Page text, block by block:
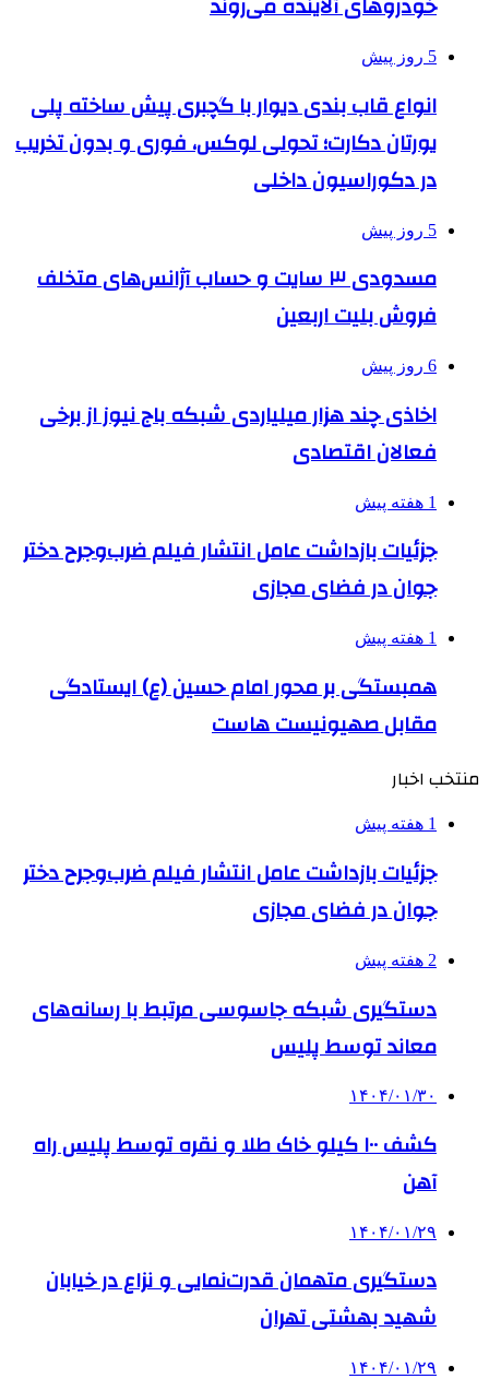
5 روز پیش
انواع قاب بندی دیوار با گچبری پیش ساخته پلی
یورتان دکارت؛ تحولی لوکس، فوری و بدون تخریب
در دکوراسیون داخلی
5 روز پیش
مسدودی ۳ سایت و حساب آژانس‌های متخلف
فروش بلیت اربعین
6 روز پیش
اخاذی چند هزار میلیاردی شبکه باج نیوز از برخی
فعالان اقتصادی
1 هفته پیش
جزئیات بازداشت عامل انتشار فیلم ضرب‌وجرح دختر
جوان در فضای مجازی
1 هفته پیش
همبستگی بر محور امام حسین (ع) ایستادگی
مقابل صهیونیست هاست
منتخب اخبار
1 هفته پیش
جزئیات بازداشت عامل انتشار فیلم ضرب‌وجرح دختر
جوان در فضای مجازی
2 هفته پیش
دستگیری شبکه جاسوسی مرتبط با رسانه‌های
معاند توسط پلیس
۱۴۰۴/۰۱/۳۰
کشف ۱۰۰ کیلو خاک طلا و نقره توسط پلیس راه
آهن
۱۴۰۴/۰۱/۲۹
دستگیری متهمان قدرت‌نمایی و نزاع در خیابان
شهید بهشتی تهران
۱۴۰۴/۰۱/۲۹